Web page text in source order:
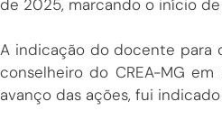
de 2025, marcando o início
A indicação do docente para
conselheiro do CREA-MG
avanço das ações, fui